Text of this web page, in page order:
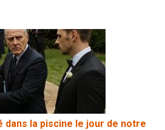
dans la piscine le jour de notre